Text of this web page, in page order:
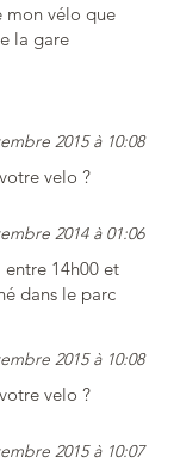
mon vélo que
la gare
2015 à 10:08
velo ?
2014 à 01:06
14h00 et
dans le parc
2015 à 10:08
velo ?
2015 à 10:07